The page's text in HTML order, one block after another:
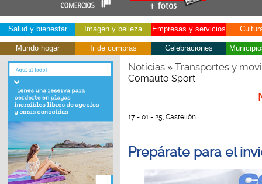
Salud y bienestar Imagen y belleza Empresas y servicios
Mundo hogar Ir de compras Celebraciones
Noticias» Transportes y
Comauto Sport
17 - 01 - 25, Castellón
Prepárate para el